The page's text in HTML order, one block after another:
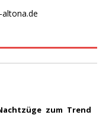
zum Trend